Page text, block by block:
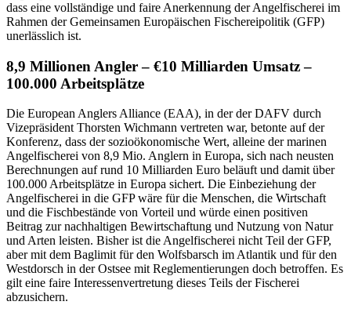
dass eine vollständige und faire Anerkennung der Angelfischerei im
Rahmen der Gemeinsamen Europäischen Fischereipolitik (GFP)
unerlässlich ist.
8,9 Millionen Angler – €10 Milliarden Umsatz –
100.000 Arbeitsplätze
Die European Anglers Alliance (EAA), in der der DAFV durch
Vizepräsident Thorsten Wichmann vertreten war, betonte auf der
Konferenz, dass der sozioökonomische Wert, alleine der marinen
Angelfischerei von 8,9 Mio. Anglern in Europa, sich nach neusten
Berechnungen auf rund 10 Milliarden Euro beläuft und damit über
100.000 Arbeitsplätze in Europa sichert. Die Einbeziehung der
Angelfischerei in die GFP wäre für die Menschen, die Wirtschaft
und die Fischbestände von Vorteil und würde einen positiven
Beitrag zur nachhaltigen Bewirtschaftung und Nutzung von Natur
und Arten leisten. Bisher ist die Angelfischerei nicht Teil der GFP,
aber mit dem Baglimit für den Wolfsbarsch im Atlantik und für den
Westdorsch in der Ostsee mit Reglementierungen doch betroffen. Es
gilt eine faire Interessenvertretung dieses Teils der Fischerei
abzusichern.